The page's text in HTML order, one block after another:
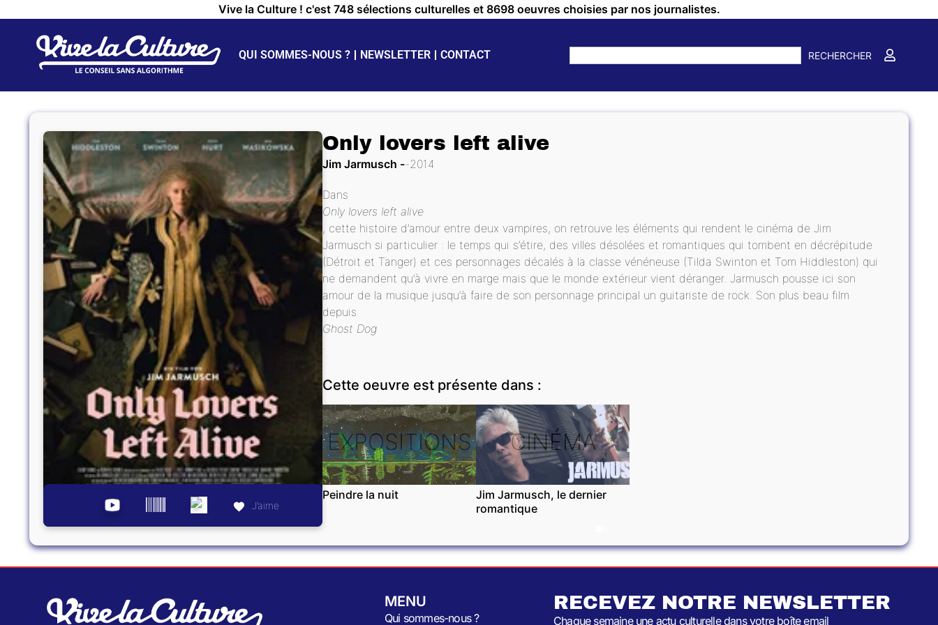
Vive la Culture ! c'est 748 sélections culturelles et 8698 oeuvres choisies par nos journalistes.
QUI SOMMES-NOUS ? NEWSLETTER CONTACT RECHERCHER
J’aime
Only lovers left alive
Jim Jarmusch 2014
Dans
Only lovers left alive
, cette histoire d’amour entre deux vampires, on retrouve les éléments qui rendent le cinéma de Jim
Jarmusch si particulier : le temps qui s’étire, des villes désolées et romantiques qui tombent en décrépitude
(Détroit et Tanger) et ces personnages décalés à la classe vénéneuse (Tilda Swinton et Tom Hiddleston) qui
ne demandent qu’à vivre en marge mais que le monde extérieur vient déranger. Jarmusch pousse ici son
amour de la musique jusqu’à faire de son personnage principal un guitariste de rock. Son plus beau film
depuis
Ghost Dog
.
Cette oeuvre est présente dans :
EXPOSITIONS
Peindre la nuit
CINÉMA
Jim Jarmusch, le dernier
romantique
MENU
Qui sommes-nous ?
RECEVEZ NOTRE NEWSLETTER
Chaque semaine une actu culturelle dans votre boîte email